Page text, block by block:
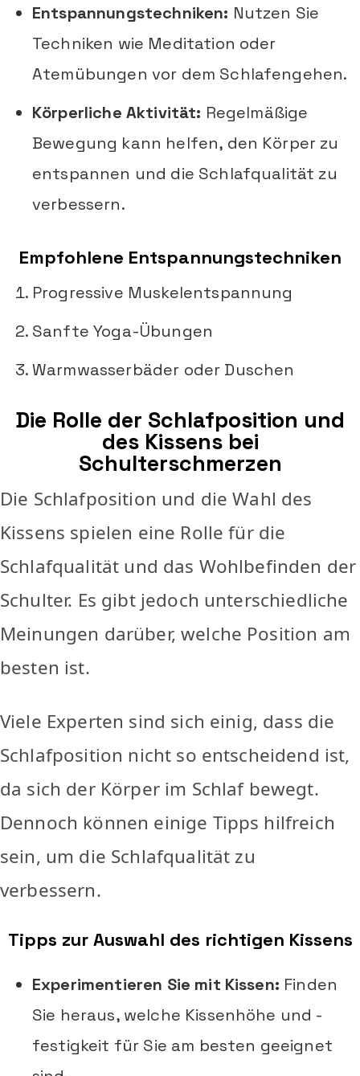
Entspannungstechniken: Nutzen Sie
Techniken wie Meditation oder
Atemübungen vor dem Schlafengehen.
Körperliche Aktivität: Regelmäßige
Bewegung kann helfen, den Körper zu
entspannen und die Schlafqualität zu
verbessern.
Empfohlene Entspannungstechniken
Progressive Muskelentspannung
Sanfte Yoga-Übungen
Warmwasserbäder oder Duschen
Die Rolle der Schlafposition und
des Kissens bei
Schulterschmerzen
Die Schlafposition und die Wahl des
Kissens spielen eine Rolle für die
Schlafqualität und das Wohlbefinden der
Schulter. Es gibt jedoch unterschiedliche
Meinungen darüber, welche Position am
besten ist.
Viele Experten sind sich einig, dass die
Schlafposition nicht so entscheidend ist,
da sich der Körper im Schlaf bewegt.
Dennoch können einige Tipps hilfreich
sein, um die Schlafqualität zu
verbessern.
Tipps zur Auswahl des richtigen Kissens
Experimentieren Sie mit Kissen: Finden
Sie heraus, welche Kissenhöhe und -
festigkeit für Sie am besten geeignet